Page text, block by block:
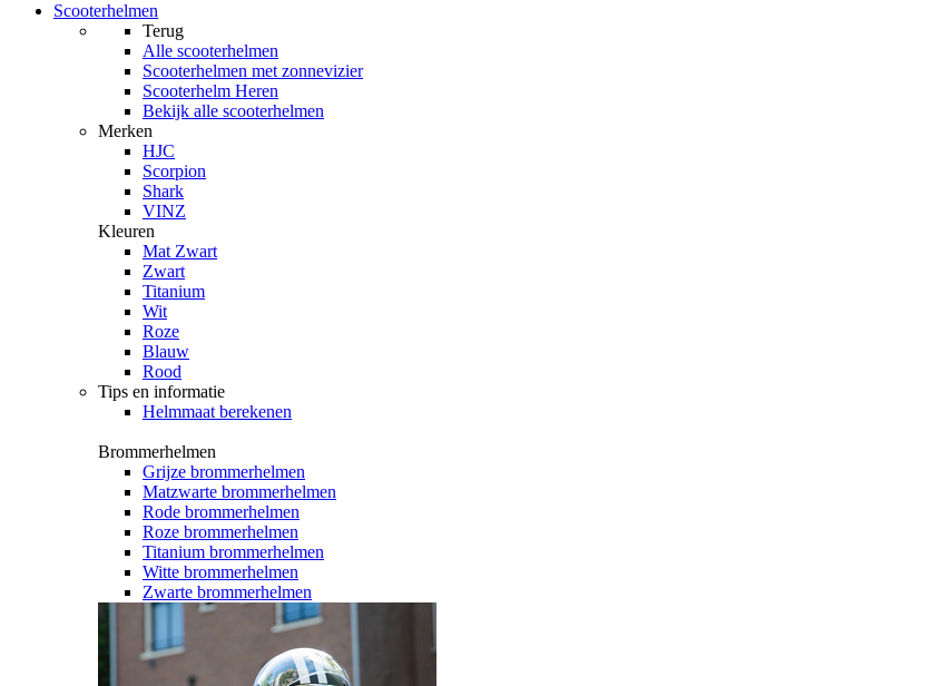
Scooterhelmen
Terug
Alle scooterhelmen
Scooterhelmen met zonnevizier
Scooterhelm Heren
Bekijk alle scooterhelmen
Merken
HJC
Scorpion
Shark
VINZ
Kleuren
Mat Zwart
Zwart
Titanium
Wit
Roze
Blauw
Rood
Tips en informatie
Helmmaat berekenen
Brommerhelmen
Grijze brommerhelmen
Matzwarte brommerhelmen
Rode brommerhelmen
Roze brommerhelmen
Titanium brommerhelmen
Witte brommerhelmen
Zwarte brommerhelmen